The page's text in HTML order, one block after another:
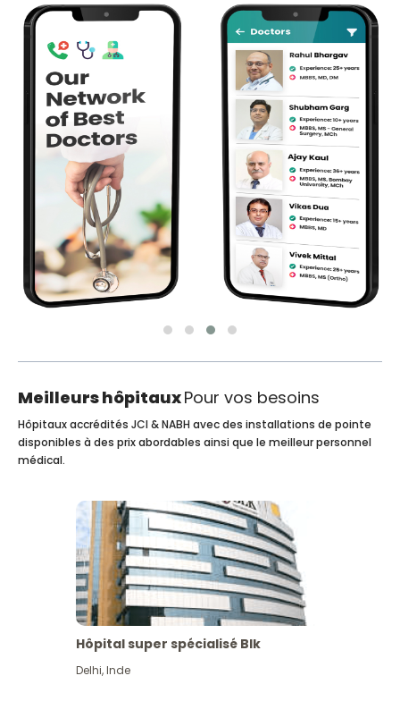
Meilleurs hôpitauxPour vos besoins
Hôpitaux accrédités JCI & NABH avec des installations de pointe
disponibles à des prix abordables ainsi que le meilleur personnel
médical.
Hôpital super spécialisé Blk
Delhi,Inde